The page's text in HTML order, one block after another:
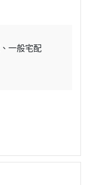
一般宅配